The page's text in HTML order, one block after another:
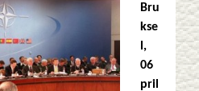
Bru
kse
l,
06
pril